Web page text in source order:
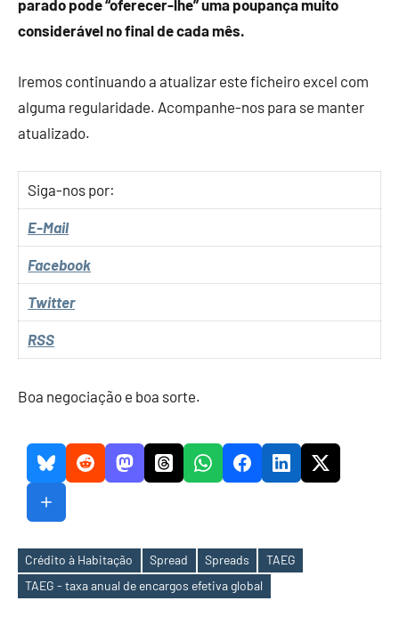
parado pode “oferecer-lhe” uma poupança muito
considerável no final de cada mês.
Iremos continuando a atualizar este ficheiro excel com
alguma regularidade. Acompanhe-nos para se manter
atualizado.
Siga-nos por:
E-Mail
Facebook
Twitter
RSS
Boa negociação e boa sorte.
Etiquetas
Crédito à Habitação Spread Spreads
TAEG
TAEG - taxa anual de encargos efetiva global